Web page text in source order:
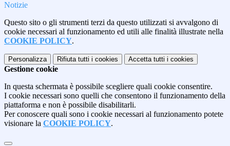
Notizie
Questo sito o gli strumenti terzi da questo utilizzati si avvalgono di
cookie necessari al funzionamento ed utili alle finalità illustrate nella
COOKIE POLICY.
Personalizza Rifiuta tutti i cookies Accetta tutti i cookies
Gestione cookie
In questa schermata è possibile scegliere quali cookie consentire.
I cookie necessari sono quelli che consentono il funzionamento della
piattaforma e non è possibile disabilitarli.
Per conoscere quali sono i cookie necessari al funzionamento potete
visionare la COOKIE POLICY.